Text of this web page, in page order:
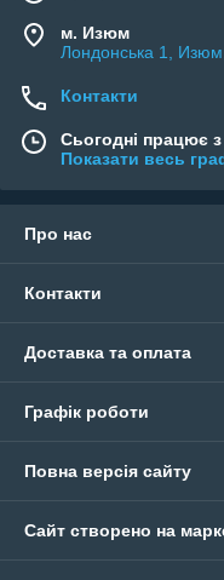
м. Изюм
Лондонська 1,
Контакти
Сьогодні працює
Показати весь
Про нас
Контакти
Доставка та оплата
Графік роботи
Повна версія сайту
Сайт створено на